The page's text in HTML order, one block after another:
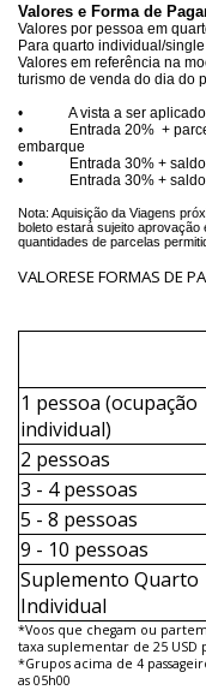
Valores e Forma de
Valores por pessoa em
Para quarto individual/
Valores em referência na
turismo de venda do dia do
• A vista a ser aplicado
• Entrada 20% +
embarque
• Entrada 30% + saldo
• Entrada 30% + saldo
Nota: Aquisição da Viagens
boleto estará sujeito aprovação
quantidades de parcelas
VALORESE FORMAS DE
1 pessoa (ocupação
individual)
2 pessoas
3 - 4 pessoas
5 - 8 pessoas
9 - 10 pessoas
Suplemento Quarto
Individual
*Voos que chegam ou
taxa suplementar de 25 USD
*Grupos acima de 4
as 05h00